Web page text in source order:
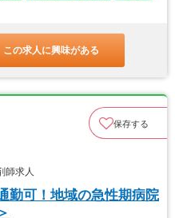
この求人に興味がある
保存する
師求人
勤可！地域の急性期病院